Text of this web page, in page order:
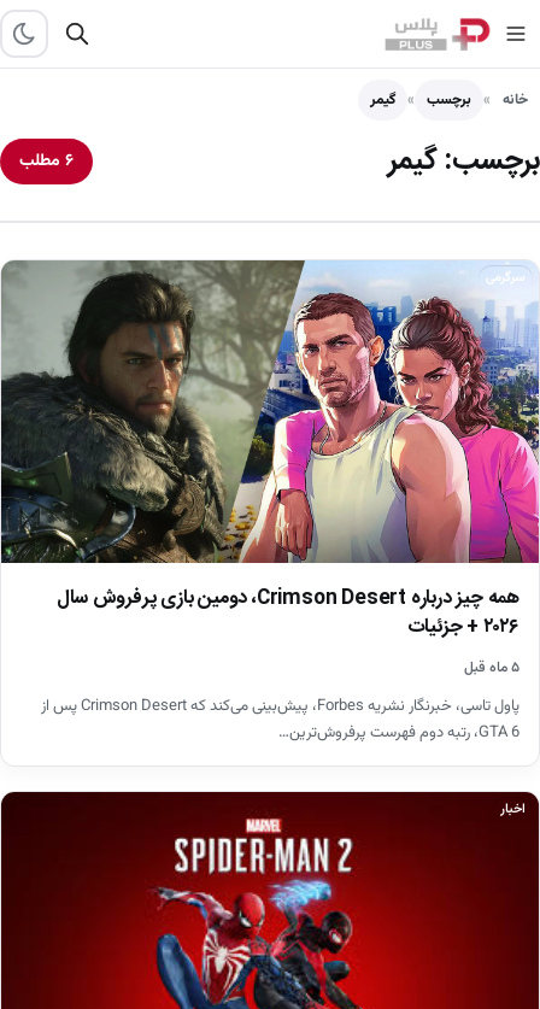
خانه برچسب گیمر
برچسب:گیمر ۶ مطلب
سرگرمی
همه چیز درباره Crimson Desert، دومین بازی پرفروش سال
۲۰۲۶ + جزئیات
۵ ماه قبل
پاول تاسی، خبرنگار نشریه Forbes، پیش‌بینی می‌کند که Crimson Desert پس از
GTA 6، رتبه دوم فهرست پرفروش‌ترین…
اخبار